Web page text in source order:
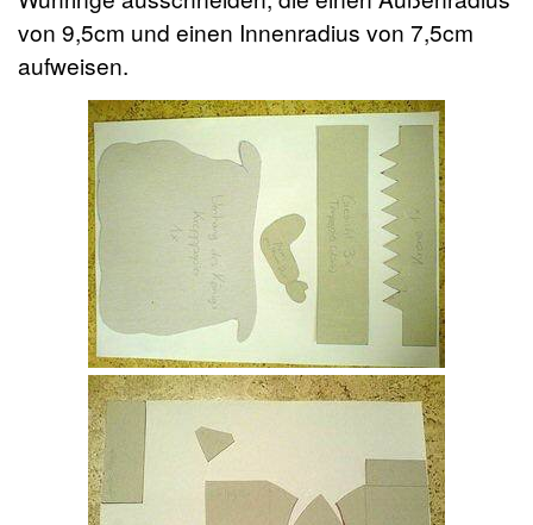
von 9,5cm und einen Innenradius von 7,5cm
aufweisen.